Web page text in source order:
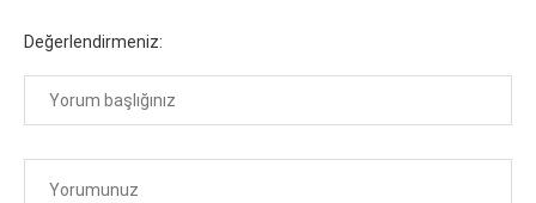
Değerlendirmeniz: